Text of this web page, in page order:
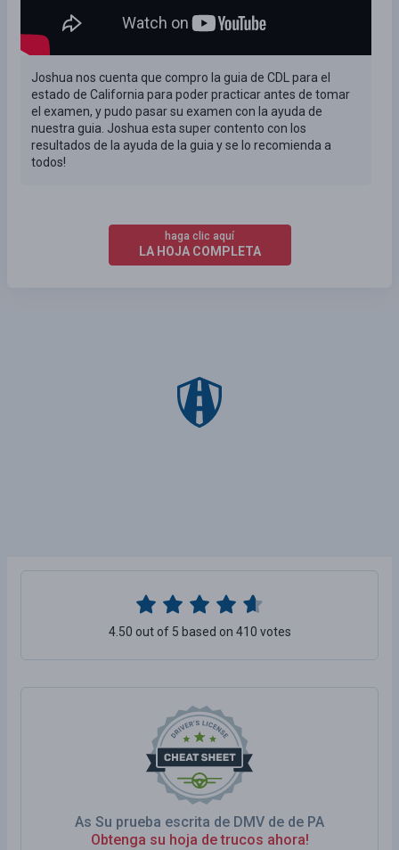
As Su prueba escrita de DMV de de PA
Obtenga su hoja de trucos ahora!
4.50 out of 5 based on 410 votes
Joshua nos cuenta que compro la guia de CDL para el
estado de California para poder practicar antes de tomar
el examen, y pudo pasar su examen con la ayuda de
nuestra guia. Joshua esta super contento con los
resultados de la ayuda de la guia y se lo recomienda a
todos!
haga clic aquí
LA HOJA COMPLETA